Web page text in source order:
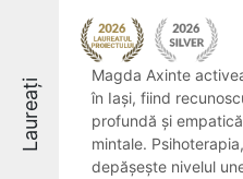
Laureați
Magda Axinte
în Iași, fiind
profundă și
mintale.
depășește nivelul